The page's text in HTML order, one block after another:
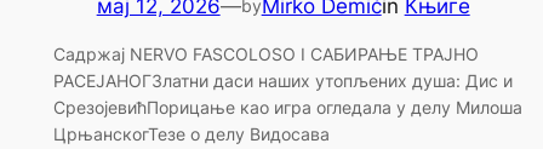
мај 12, 2026—byMirko Demićin Књиге
Садржај NERVO FASCOLOSO I САБИРАЊЕ ТРАЈНО
РАСЕЈАНОГЗлатни даси наших утопљених душа: Дис и
СрезојевићПорицање као игра огледала у делу Милоша
ЦрњанскогТезе о делу Видосава